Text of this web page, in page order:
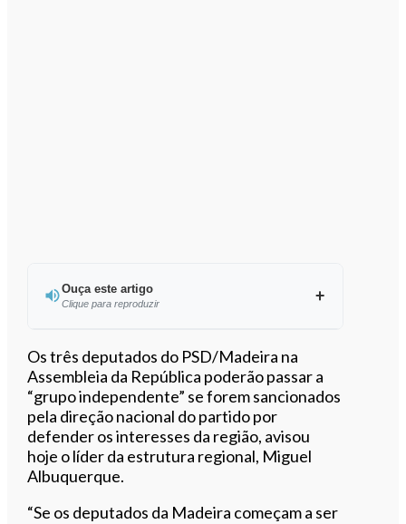
Ouça este artigo
Clique para reproduzir
Ouvir este artigo
Os três deputados do PSD/Madeira na
Assembleia da República poderão passar a
“grupo independente” se forem sancionados
pela direção nacional do partido por
defender os interesses da região, avisou
hoje o líder da estrutura regional, Miguel
Albuquerque.
“Se os deputados da Madeira começam a ser